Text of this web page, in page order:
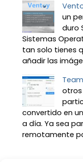
un
duro
Sistemas
tan solo tienes
añadir las
convertido en
a día. Ya sea
remotamente